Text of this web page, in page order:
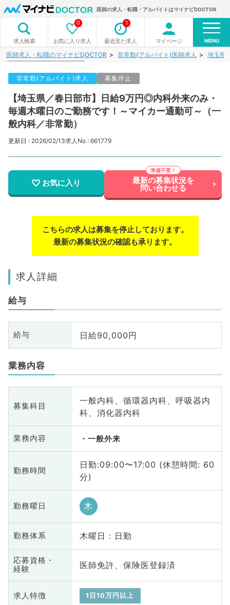
医師の求人・転職・アルバイトはマイナビDOCTOR
求人検索 お気に入り求人
0
最近見た求人
1
マイページ MENU
医師求人・転職のマイナビDOCTOR 非常勤(アルバイト)医師求人 埼玉県
非常勤(アルバイト)求人 募集停止
【埼玉県／春日部市】日給9万円◎内科外来のみ・
毎週木曜日のご勤務です！～マイカー通勤可～（一
般内科／非常勤）
更新日 : 2026/02/13求人No : 661779
お気に入り 最新の募集状況を
問い合わせる
こちらの求人は募集を停止しております。
最新の募集状況の確認も承ります。
求人詳細
給与
給与 日給90,000円
業務内容
募集科目
一般内科、循環器内科、呼吸器内
科、消化器内科
業務内容 一般外来
勤務時間
日勤:09:00〜17:00 (休憩時間: 60
分)
勤務曜日 木
勤務体系 木曜日 : 日勤
応募資格・
経験
医師免許、保険医登録済
求人特徴 1日10万円以上